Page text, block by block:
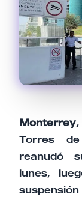
Torres
reanudó
lunes,